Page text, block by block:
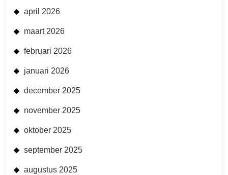
april 2026
maart 2026
februari 2026
januari 2026
december 2025
november 2025
oktober 2025
september 2025
augustus 2025